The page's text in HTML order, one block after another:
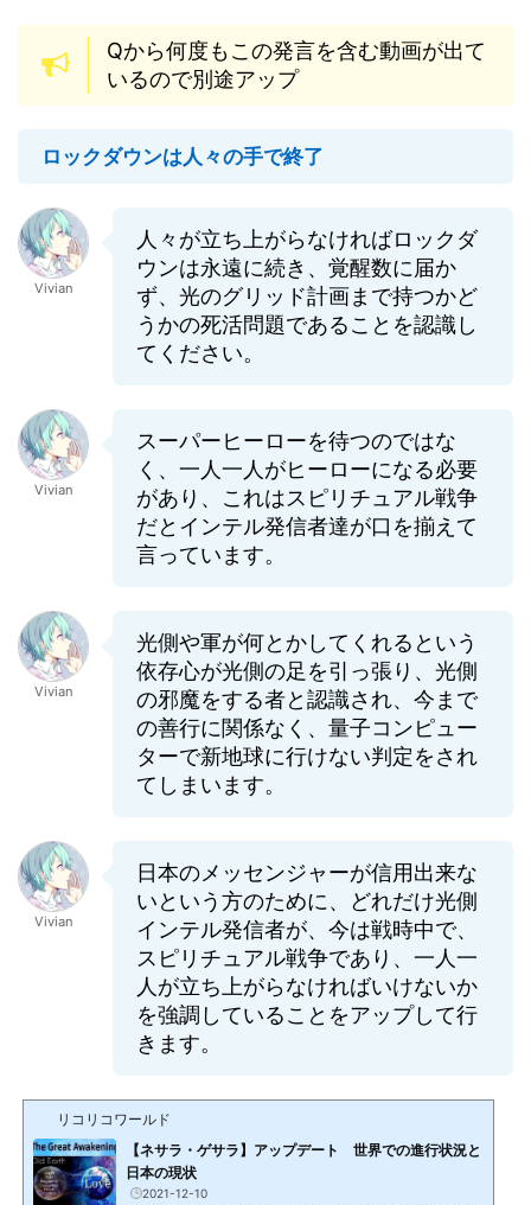
Qから何度もこの発言を含む動画が出て
いるので別途アップ
ロックダウンは人々の手で終了
Vivian
人々が立ち上がらなければロックダ
ウンは永遠に続き、覚醒数に届か
ず、光のグリッド計画まで持つかど
うかの死活問題であることを認識し
てください。
Vivian
スーパーヒーローを待つのではな
く、一人一人がヒーローになる必要
があり、これはスピリチュアル戦争
だとインテル発信者達が口を揃えて
言っています。
Vivian
光側や軍が何とかしてくれるという
依存心が光側の足を引っ張り、光側
の邪魔をする者と認識され、今まで
の善行に関係なく、量子コンピュー
ターで新地球に行けない判定をされ
てしまいます。
Vivian
日本のメッセンジャーが信用出来な
いという方のために、どれだけ光側
インテル発信者が、今は戦時中で、
スピリチュアル戦争であり、一人一
人が立ち上がらなければいけないか
を強調していることをアップして行
きます。
リコリコワールド
【ネサラ・ゲサラ】アップデート 世界での進行状況と
日本の現状
2021-12-10